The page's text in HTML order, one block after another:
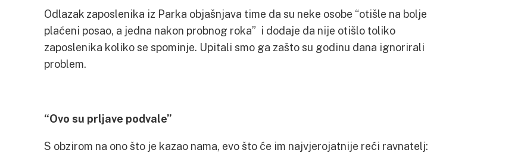
Odlazak zaposlenika iz Parka objašnjava time da su neke osobe “otišle na bolje
plaćeni posao, a jedna nakon probnog roka” i dodaje da nije otišlo toliko
zaposlenika koliko se spominje. Upitali smo ga zašto su godinu dana ignorirali
problem.
“Ovo su prljave podvale”
S obzirom na ono što je kazao nama, evo što će im najvjerojatnije reći ravnatelj: